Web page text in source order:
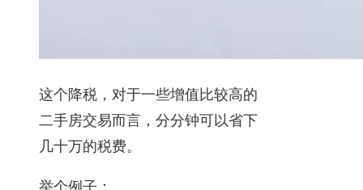
这个降税，对于一些增值比较高的
二手房交易而言，分分钟可以省下
几十万的税费。
举个例子：